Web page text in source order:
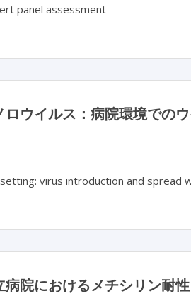
panel assessment
ウイルス：病院環境での
virus introduction and spread
院におけるメチシリン耐